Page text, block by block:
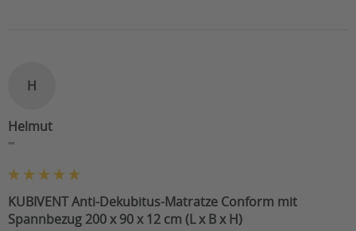
H
Helmut
""
KUBIVENT Anti-Dekubitus-Matratze Conform mit
Spannbezug 200 x 90 x 12 cm (L x B x H)